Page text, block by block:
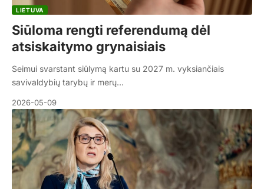
LIETUVA
Siūloma rengti referendumą dėl
atsiskaitymo grynaisiais
Seimui svarstant siūlymą kartu su 2027 m. vyksiančiais
savivaldybių tarybų ir merų…
2026-05-09